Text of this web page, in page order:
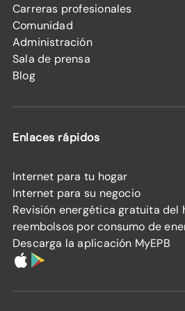
Carreras profesionales
Comunidad
Administración
Sala de prensa
Blog
Enlaces rápidos
Internet para tu hogar
Internet para su negocio
Revisión energética gratuita del
reembolsos por consumo de
Descarga la aplicación MyEPB